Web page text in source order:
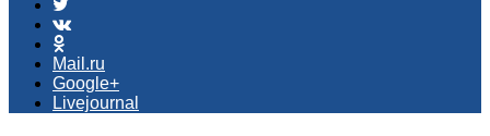
Mail.ru
Google+
Livejournal